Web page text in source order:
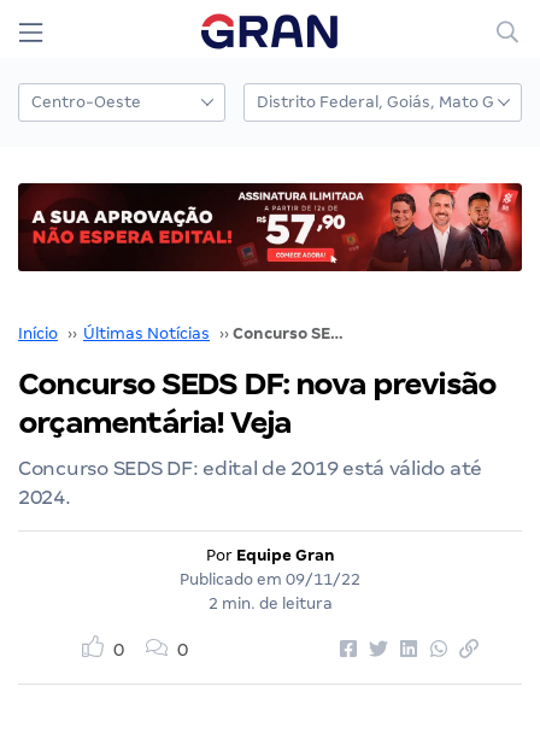
Início ›› Últimas Notícias ›› Concurso SEDS DF: nova previsão orçamentária! Veja
Concurso SEDS DF: nova previsão
orçamentária! Veja
Concurso SEDS DF: edital de 2019 está válido até
2024.
Por Equipe Gran
Publicado em 09/11/22
2 min. de leitura
0 0